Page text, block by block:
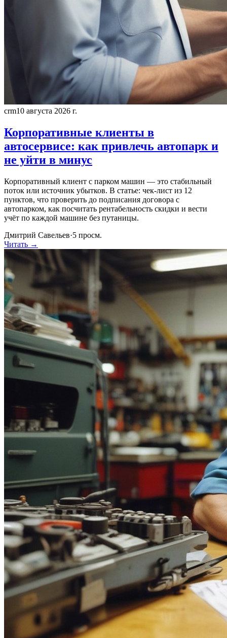
crm10 августа 2026 г.
Корпоративные клиенты в
автосервисе: как привлечь автопарк и
не уйти в минус
Корпоративный клиент с парком машин — это стабильный
поток или источник убытков. В статье: чек-лист из 12
пунктов, что проверить до подписания договора с
автопарком, как посчитать рентабельность скидки и вести
учёт по каждой машине без путаницы.
Дмитрий Савельев·5 просм.
Читать →